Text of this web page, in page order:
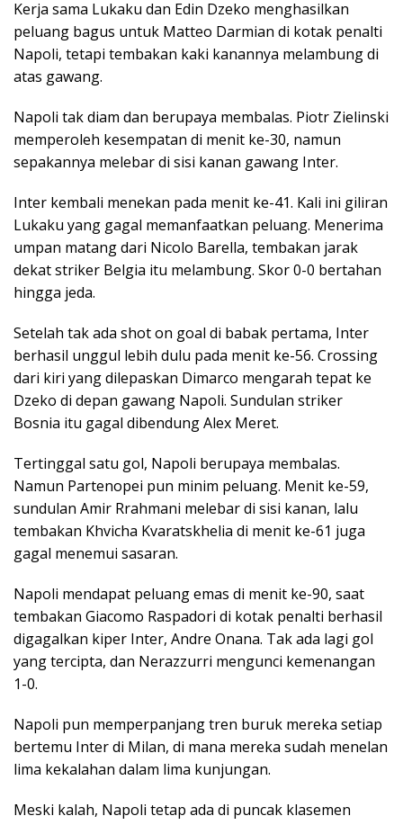
Kerja sama Lukaku dan Edin Dzeko menghasilkan
peluang bagus untuk Matteo Darmian di kotak penalti
Napoli, tetapi tembakan kaki kanannya melambung di
atas gawang.
Napoli tak diam dan berupaya membalas. Piotr Zielinski
memperoleh kesempatan di menit ke-30, namun
sepakannya melebar di sisi kanan gawang Inter.
Inter kembali menekan pada menit ke-41. Kali ini giliran
Lukaku yang gagal memanfaatkan peluang. Menerima
umpan matang dari Nicolo Barella, tembakan jarak
dekat striker Belgia itu melambung. Skor 0-0 bertahan
hingga jeda.
Setelah tak ada shot on goal di babak pertama, Inter
berhasil unggul lebih dulu pada menit ke-56. Crossing
dari kiri yang dilepaskan Dimarco mengarah tepat ke
Dzeko di depan gawang Napoli. Sundulan striker
Bosnia itu gagal dibendung Alex Meret.
Tertinggal satu gol, Napoli berupaya membalas.
Namun Partenopei pun minim peluang. Menit ke-59,
sundulan Amir Rrahmani melebar di sisi kanan, lalu
tembakan Khvicha Kvaratskhelia di menit ke-61 juga
gagal menemui sasaran.
Napoli mendapat peluang emas di menit ke-90, saat
tembakan Giacomo Raspadori di kotak penalti berhasil
digagalkan kiper Inter, Andre Onana. Tak ada lagi gol
yang tercipta, dan Nerazzurri mengunci kemenangan
1-0.
Napoli pun memperpanjang tren buruk mereka setiap
bertemu Inter di Milan, di mana mereka sudah menelan
lima kekalahan dalam lima kunjungan.
Meski kalah, Napoli tetap ada di puncak klasemen